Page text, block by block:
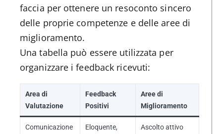
faccia per ottenere un resoconto sincero
delle proprie competenze e delle aree di
miglioramento.
Una tabella può essere utilizzata per
organizzare i feedback ricevuti:
Area di
Valutazione
Feedback
Positivi
Aree di
Miglioramento
Comunicazione
Eloquente,
Ascolto attivo